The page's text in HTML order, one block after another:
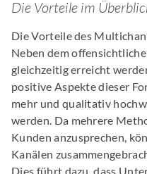
Die Vorteile im
Die Vorteile des
Neben dem
gleichzeitig erreicht
positive Aspekte dieser
mehr und qualitativ
werden. Da mehrere
Kunden anzusprechen,
Kanälen
Dies führt dazu, dass